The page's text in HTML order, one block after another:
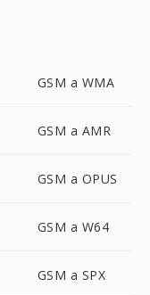
GSM a WMA
GSM a AMR
GSM a OPUS
GSM a W64
GSM a SPX